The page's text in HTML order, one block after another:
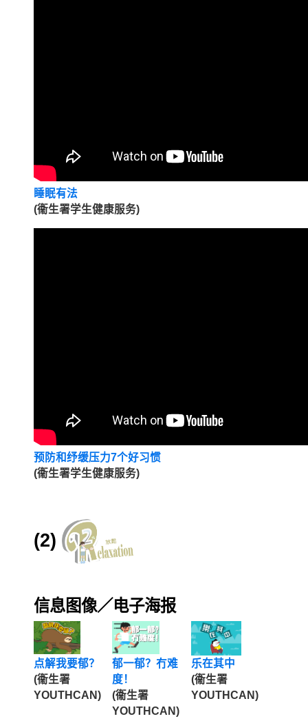
睡眠有法
(衞生署学生健康服务)
预防和纾缓压力7个好习惯
(衞生署学生健康服务)
(2)
信息图像／电子海报
点解我要郁？
(衞生署
YOUTHCAN)
郁一郁？冇难
度！
(衞生署
YOUTHCAN)
乐在其中
(衞生署
YOUTHCAN)